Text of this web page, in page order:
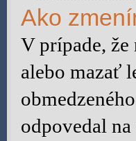
Ako
V prípade, že
alebo mazať
odpovedal